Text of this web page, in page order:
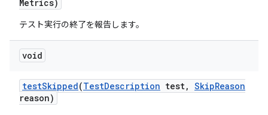
Metrics)
テスト実行の終了を報告します。
void
testSkipped(TestDescription test, SkipReason
reason)